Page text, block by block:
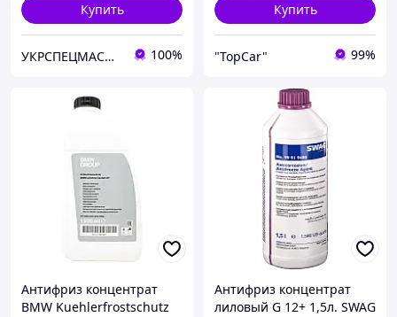
Купить
УКРСПЕЦМАСЛА ТД, ООО 100%
Купить
"TopCar" 99%
Антифриз концентрат
BMW Kuehlerfrostschutz
Антифриз концентрат
лиловый G 12+ 1,5л. SWAG